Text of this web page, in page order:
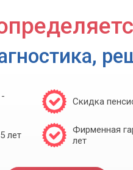
Скидка
лет
Фирменная
лет